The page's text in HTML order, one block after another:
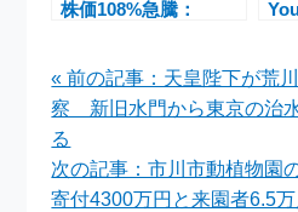
株価108%急騰：
更
« 前の記事：天皇陛下が荒
察 新旧水門から東京の治
る
次の記事：市川市動植物園
寄付4300万円と来園者6.5